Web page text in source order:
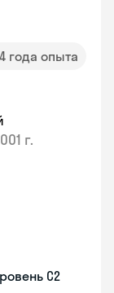
года опыта
г.
С2